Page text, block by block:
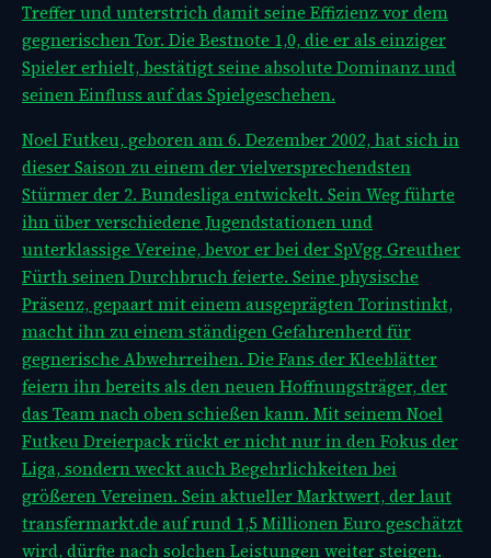
Treffer und unterstrich damit seine Effizienz vor dem
gegnerischen Tor. Die Bestnote 1,0, die er als einziger
Spieler erhielt, bestätigt seine absolute Dominanz und
seinen Einfluss auf das Spielgeschehen.
Noel Futkeu, geboren am 6. Dezember 2002, hat sich in
dieser Saison zu einem der vielversprechendsten
Stürmer der 2. Bundesliga entwickelt. Sein Weg führte
ihn über verschiedene Jugendstationen und
unterklassige Vereine, bevor er bei der SpVgg Greuther
Fürth seinen Durchbruch feierte. Seine physische
Präsenz, gepaart mit einem ausgeprägten Torinstinkt,
macht ihn zu einem ständigen Gefahrenherd für
gegnerische Abwehrreihen. Die Fans der Kleeblätter
feiern ihn bereits als den neuen Hoffnungsträger, der
das Team nach oben schießen kann. Mit seinemNoel
Futkeu Dreierpack rückt er nicht nur in den Fokus der
Liga, sondern weckt auch Begehrlichkeiten bei
größeren Vereinen. Sein aktueller Marktwert, der laut
transfermarkt.de auf rund 1,5 Millionen Euro geschätzt
wird, dürfte nach solchen Leistungen weiter steigen.